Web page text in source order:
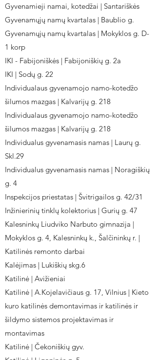
Gyvenamieji namai, kotedžai | Santariškės
Gyvenamųjų namų kvartalas | Baublio g.
Gyvenamųjų namų kvartalas | Mokyklos g. D-
1 korp
IKI - Fabijoniškės | Fabijoniškių g. 2a
IKI | Sodų g. 22
Individualaus gyvenamojo namo-kotedžo
šilumos mazgas | Kalvarijų g. 218
Individualaus gyvenamojo namo-kotedžo
šilumos mazgas | Kalvarijų g. 218
Individualus gyvenamasis namas | Laurų g.
Skl.29
Individualus gyvenamasis namas | Noragiškių
g. 4
Inspekcijos priestatas | Švitrigailos g. 42/31
Inžinierinių tinklų kolektorius | Gurių g. 47
Kalesninkų Liudviko Narbuto gimnazija |
Mokyklos g. 4, Kalesninkų k., Šalčininkų r. |
Katilinės remonto darbai
Kalėjimas | Lukiškių skg.6
Katilinė | Avižieniai
Katilinė | A.Kojelavičiaus g. 17, Vilnius | Kieto
kuro katilinės demontavimas ir katilinės ir
šildymo sistemos projektavimas ir
montavimas
Katilinė | Čekoniškių gyv.